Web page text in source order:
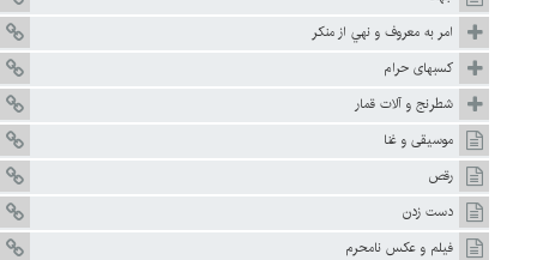
امر به معروف و نهي از منكر
كسبهاى حرام
شطرنج و آلات قمار
موسيقى و غنا
رقص
دست زدن‏
فيلم و عکس نامحرم